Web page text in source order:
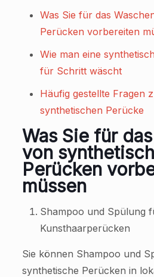
Was Sie für das
Perücken vorbereiten
Wie man eine
für Schritt wäscht
Häufig gestellte Fragen
synthetischen Perücke
Was Sie für
von
Perücken
müssen
Shampoo und Spülung
Kunsthaarperücken
Sie können Shampoo und
synthetische Perücken in